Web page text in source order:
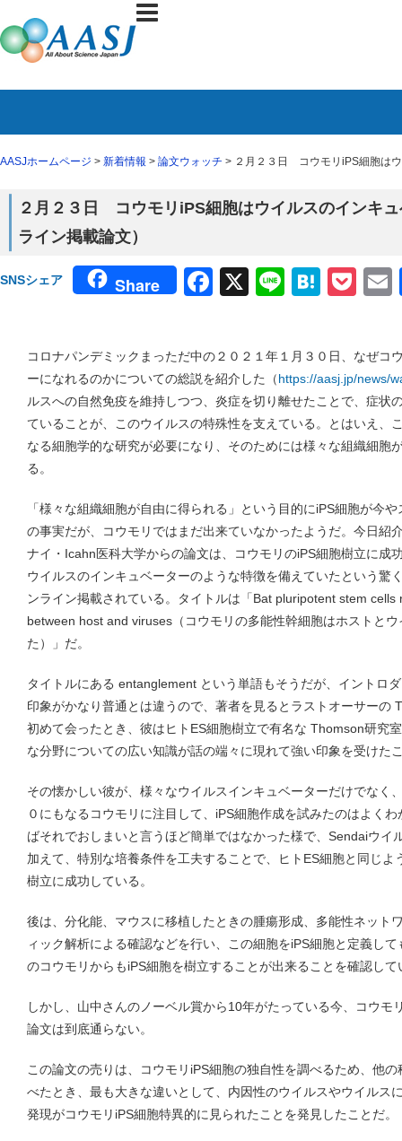
AASJホームページ > 新着情報 > 論文ウォッチ > ２月２３日 コウモリiPS細胞は
２月２３日 コウモリiPS細胞はウイルスのインキ
ライン掲載論文）
SNSシェア Share Facebook
X Line
コロナパンデミックまっただ中の２０２１年１月３０日、なぜコ
ーになれるのかについての総説を紹介した（https://aasj.jp/news/
ルスへの自然免疫を維持しつつ、炎症を切り離せたことで、症状
ていることが、このウイルスの特殊性を支えている。とはいえ、
なる細胞学的な研究が必要になり、そのためには様々な組織細胞
る。
「様々な組織細胞が自由に得られる」という目的にiPS細胞が今
の事実だが、コウモリではまだ出来ていなかったようだ。今日紹
ナイ・Icahn医科大学からの論文は、コウモリのiPS細胞樹立に成
ウイルスのインキュベーターのような特徴を備えていたという驚
ンライン掲載されている。タイトルは「Bat pluripotent stem
between host and viruses（コウモリの多能性幹細胞はホストと
た）」だ。
タイトルにある entanglement という単語もそうだが、イントロ
印象がかなり普通とは違うので、著者を見るとラストオーサーの
初めて会ったとき、彼はヒトES細胞樹立で有名な Thomson研究
な分野についての広い知識が話の端々に現れて強い印象を受けた
その懐かしい彼が、様々なウイルスインキュベーターだけでなく
０にもなるコウモリに注目して、iPS細胞作成を試みたのはよく
ばそれでおしまいと言うほど簡単ではなかった様で、Sendaiウイ
加えて、特別な培養条件を工夫することで、ヒトES細胞と同じよ
樹立に成功している。
後は、分化能、マウスに移植したときの腫瘍形成、多能性ネット
ィック解析による確認などを行い、この細胞をiPS細胞と定義し
のコウモリからもiPS細胞を樹立することが出来ることを確認して
しかし、山中さんのノーベル賞から10年がたっている今、コウモ
論文は到底通らない。
この論文の売りは、コウモリiPS細胞の独自性を調べるため、他
べたとき、最も大きな違いとして、内因性のウイルスやウイルス
発現がコウモリiPS細胞特異的に見られたことを発見したことだ。